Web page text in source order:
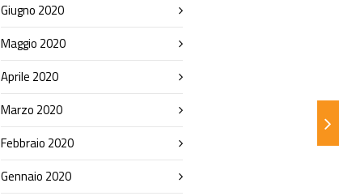
Giugno 2020
Maggio 2020
Aprile 2020
Marzo 2020
Febbraio 2020
Gennaio 2020